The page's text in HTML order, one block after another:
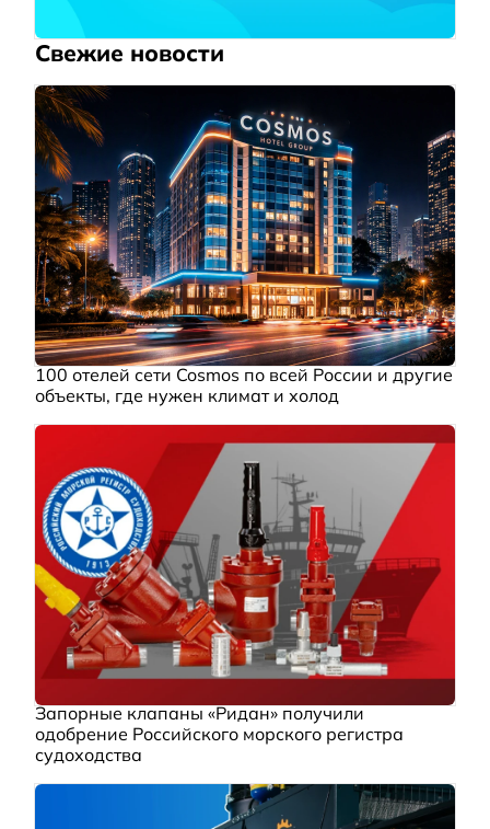
Свежие новости
100 отелей сети Cosmos по всей России и другие
объекты, где нужен климат и холод
Запорные клапаны «Ридан» получили
одобрение Российского морского регистра
судоходства